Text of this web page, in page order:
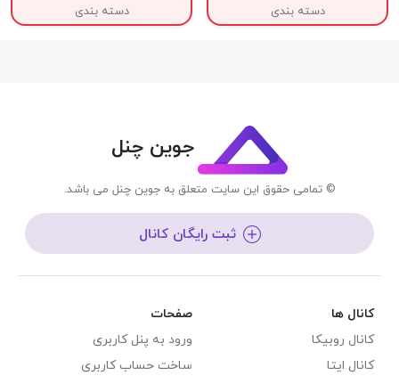
دسته بندی
دسته بندی
جوین چنل
© تمامی حقوق این سایت متعلق به جوین چنل می باشد.
ثبت رایگان کانال
کانال ها
کانال روبیکا
کانال ایتا
صفحات
ورود به پنل کاربری
ساخت حساب کاربری